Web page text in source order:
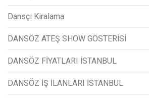
Dansçı Kiralama
DANSÖZ ATEŞ SHOW GÖSTERİSİ
DANSÖZ FİYATLARI İSTANBUL
DANSÖZ İŞ İLANLARI İSTANBUL